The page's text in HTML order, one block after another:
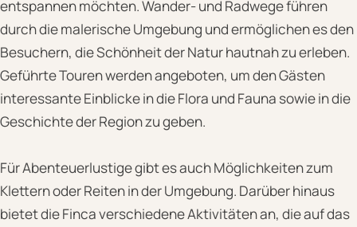
entspannen möchten. Wander- und Radwege führen
durch die malerische Umgebung und ermöglichen es den
Besuchern, die Schönheit der Natur hautnah zu erleben.
Geführte Touren werden angeboten, um den Gästen
interessante Einblicke in die Flora und Fauna sowie in die
Geschichte der Region zu geben.
Für Abenteuerlustige gibt es auch Möglichkeiten zum
Klettern oder Reiten in der Umgebung. Darüber hinaus
bietet die Finca verschiedene Aktivitäten an, die auf das